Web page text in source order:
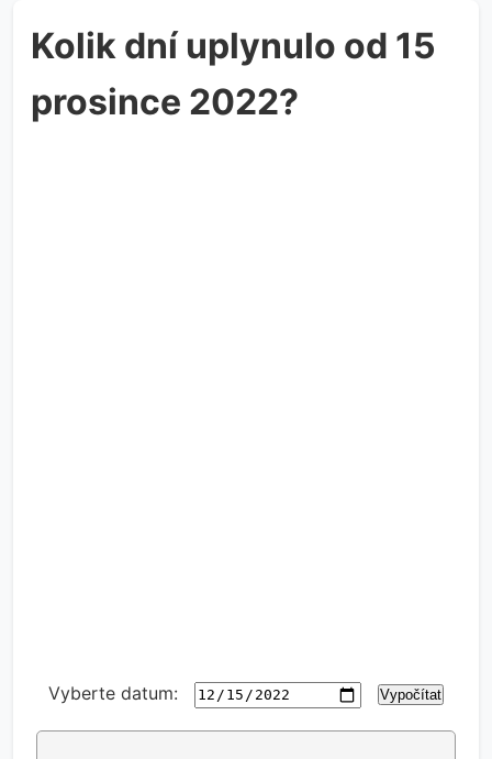
Kolik dní uplynulo od 15
prosince 2022?
Vyberte datum: Vypočítat